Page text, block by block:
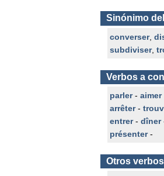
Sinónimo
converser,
subdiviser,
Verbos a
parler- aimer
arrêter-
entrer- dîner
présenter-
Otros verbos